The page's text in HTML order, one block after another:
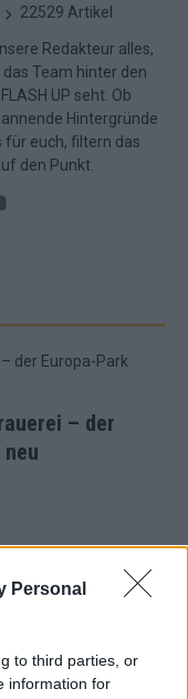
Personal
to third parties, or
information for
22529 Artikel
Redakteur alles,
Team hinter den
UP seht. Ob
Hintergründe
für euch, filtern das
den Punkt.
– der
–